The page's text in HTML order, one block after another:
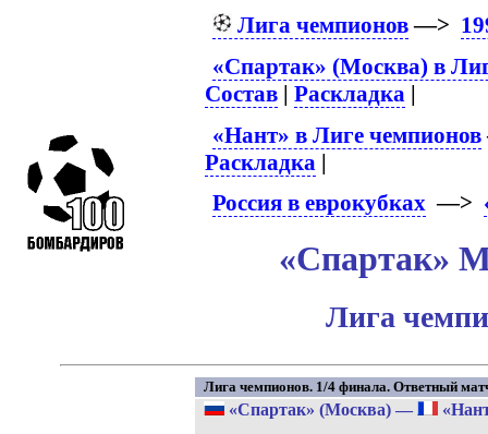
Лига чемпионов—>
«Спартак» (Москва) в
Состав |Раскладка |
«Нант» в Лиге чемпионов
Раскладка |
Россия в еврокубках—>
«Спартак»
Лига
Лига чемпионов. 1/4 финала. Ответный
«Спартак» (Москва)—